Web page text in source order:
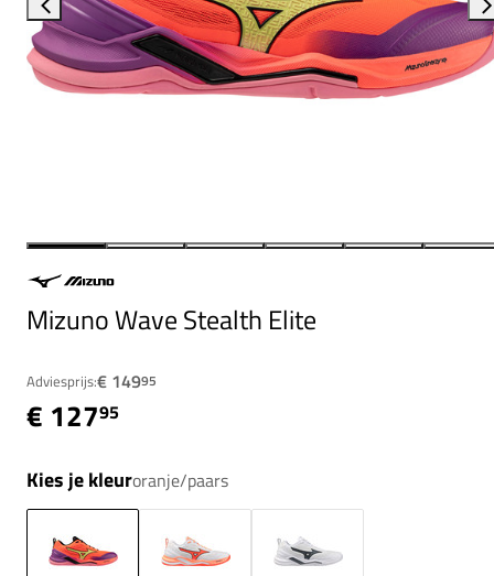
Mizuno Wave Stealth Elite
Adviesprijs:€ 14995
€ 12795
Kies je kleuroranje/paars